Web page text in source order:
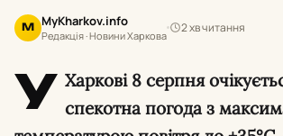
M MyKharkov.info
Редакція · Новини Харкова
2 хв читання
У Харкові 8 серпня
спекотна погода з